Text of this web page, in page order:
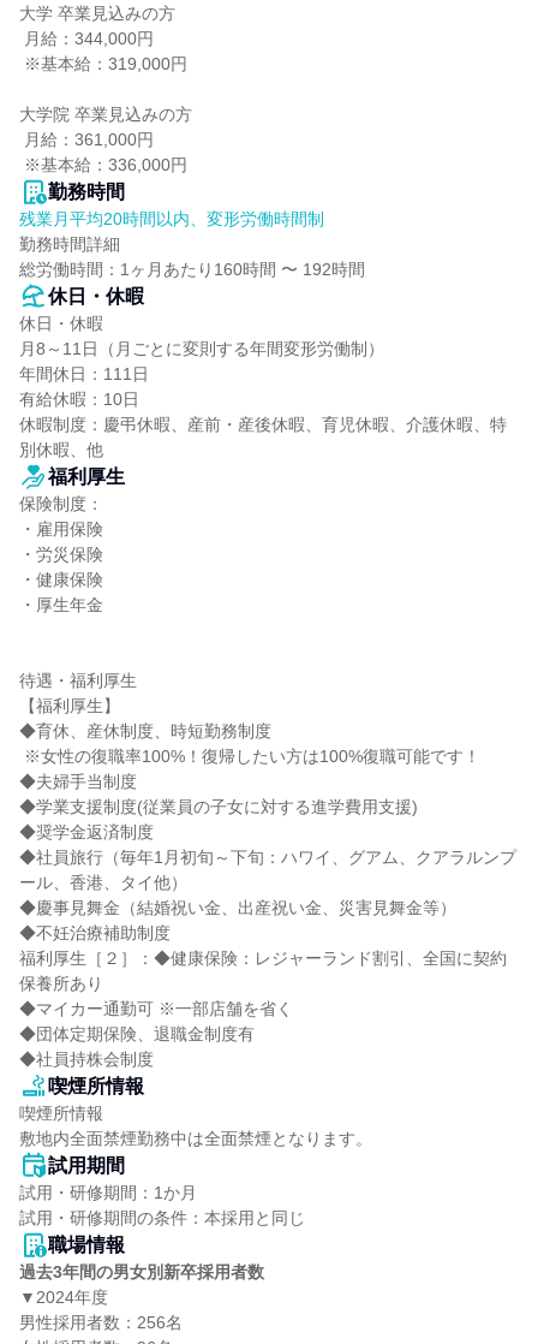
大学 卒業見込みの方
大学院 卒業見込みの方
※基本給：336,000円
勤務時間
残業月平均20時間以内、変形労働時間制
勤務時間詳細
総労働時間：1ヶ月あたり160時間 〜 192時間
休日・休暇
休日・休暇
月8～11日（月ごとに変則する年間変形労働制）
年間休日：111日
有給休暇：10日
休暇制度：慶弔休暇、産前・産後休暇、育児休暇、介護休暇、特
別休暇、他
福利厚生
保険制度：
・雇用保険
・労災保険
・健康保険
・厚生年金
待遇・福利厚生
【福利厚生】
◆育休、産休制度、時短勤務制度
◆夫婦手当制度
◆学業支援制度(従業員の子女に対する進学費用支援)
◆奨学金返済制度
◆社員旅行（毎年1月初旬～下旬：ハワイ、グアム、クアラルンプ
ール、香港、タイ他）
◆慶事見舞金（結婚祝い金、出産祝い金、災害見舞金等）
◆不妊治療補助制度
福利厚生［２］：◆健康保険：レジャーランド割引、全国に契約
保養所あり
◆マイカー通勤可 ※一部店舗を省く
◆団体定期保険、退職金制度有
◆社員持株会制度
喫煙所情報
喫煙所情報
敷地内全面禁煙勤務中は全面禁煙となります。
試用期間
試用・研修期間：1か月
職場情報
過去3年間の男女別新卒採用者数
▼2024年度
男性採用者数：256名